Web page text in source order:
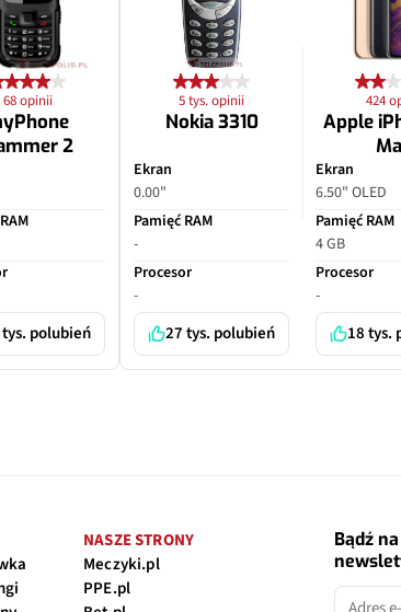
68 opinii
2
polubień
5 tys. opinii
Nokia 3310
Ekran
0.00"
Pamięć RAM
-
Procesor
-
27 tys. polubień
424
Apple
Ekran
6.50" OLED
Pamięć RAM
4 GB
Procesor
-
18 tys.
NASZE STRONY
Meczyki.pl
PPE.pl
Bądź